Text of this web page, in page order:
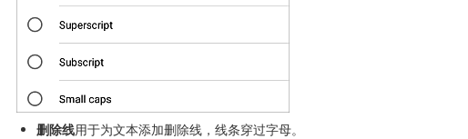
删除线用于为文本添加删除线，线条穿过字母。